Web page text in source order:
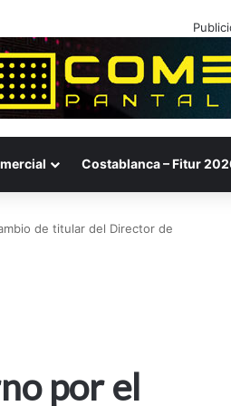
Costablanca – Fitur
de titular del Director de
por el